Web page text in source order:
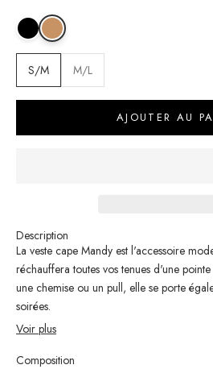
Mandy | Veste cape
Mandy | Veste cape
S/M M/L
AJOUTER AU
Description
La veste cape Mandy est l'accessoire
réchauffera toutes vos tenues d'une
une chemise ou un pull, elle se porte
soirées.
Voir plus
Composition